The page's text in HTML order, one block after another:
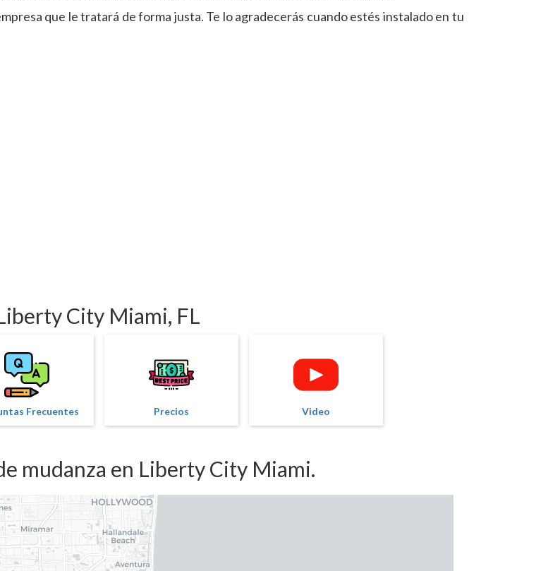
que le tratará de forma justa. Te lo agradecerás cuando estés instalado en tu
City Miami, FL
Frecuentes Precios Video
mudanza en Liberty City Miami.